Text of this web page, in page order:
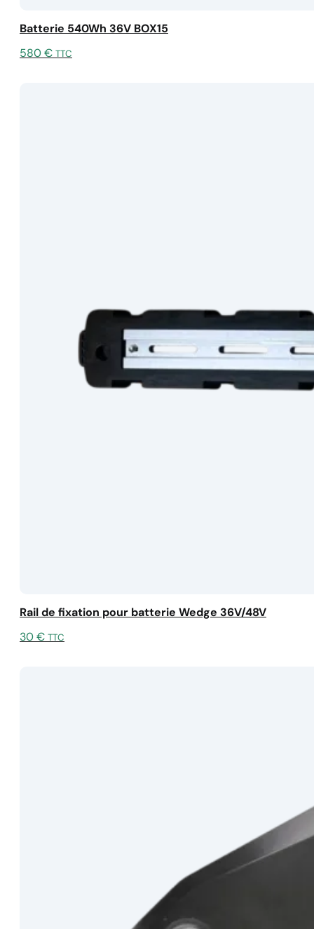
Batterie 540Wh 36V BOX15
580€ TTC
Rail de fixation pour batterie Wedge 36V/48V
30€ TTC